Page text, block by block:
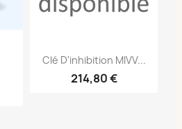
Clé D'inhibition MIVV...
214,80 €